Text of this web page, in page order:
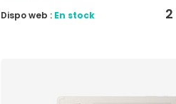
Dispo web : En stock